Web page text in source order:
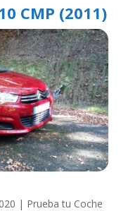
CMP (2011)
| Prueba tu Coche